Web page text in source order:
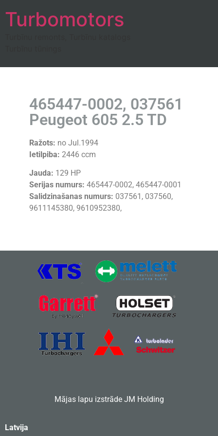
Turbomotors
465447-0002, 037561
Peugeot 605 2.5 TD
Ražots: no Jul.1994
Ietilpiba: 2446 ccm
Jauda: 129 HP
Serijas numurs: 465447-0002, 465447-0001
Salidzinašanas numurs: 037561, 037560,
9611145380, 9610952380,
Mājas lapu izstrādeJM Holding
Latvija